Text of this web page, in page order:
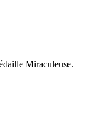
Miraculeuse.